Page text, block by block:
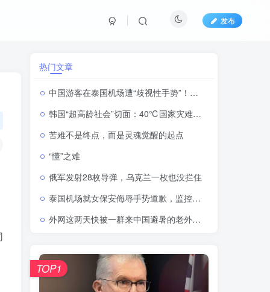
发布
热门文章
中国游客在泰国机场遭“歧视性手势”！副部长发话：不可接受，严惩！
韩国“超高龄社会”切面：40℃国家灾难状态下，2400名首尔老人还在巷子里收废纸
苦难不是终点，而是灵魂觉醒的起点
“懂”之难
俄军发射28枚导弹，乌克兰一枚也没拦住
泰国机场就女保安侮辱手势道歉，监控视频曝光后骂声一片
外网这两天快被一群来中国避暑的老外刷屏了
TOP1